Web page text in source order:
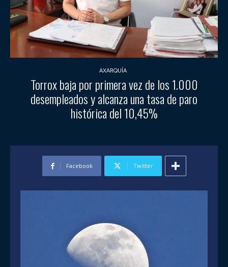
AXARQUÍA
Torrox baja por primera vez de los 1.000
desempleados y alcanza una tasa de paro
histórica del 10,45%
Facebook Twitter